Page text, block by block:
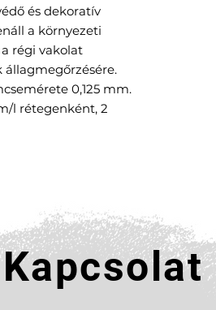
és dekoratív
a környezeti
régi vakolat
0,125 mm.
l rétegenként, 2
Kapcsolat